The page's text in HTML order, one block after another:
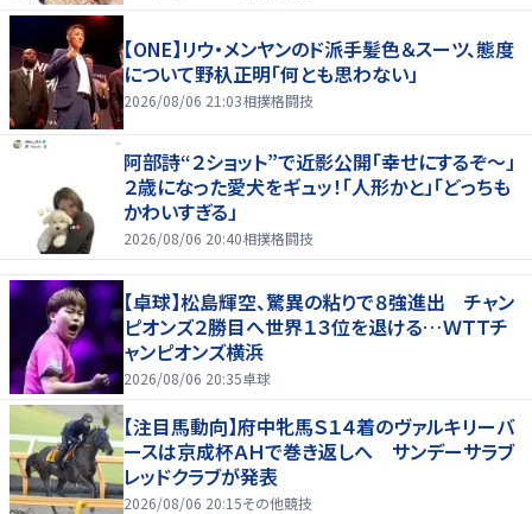
【ONE】リウ・メンヤンのド派手髪色＆スーツ、態度
について野杁正明「何とも思わない」
2026/08/06 21:03相撲格闘技
阿部詩“２ショット”で近影公開「幸せにするぞ〜」
２歳になった愛犬をギュッ！「人形かと」「どっちも
かわいすぎる」
2026/08/06 20:40相撲格闘技
【卓球】松島輝空、驚異の粘りで８強進出 チャン
ピオンズ２勝目へ世界１３位を退ける…ＷＴＴチ
ャンピオンズ横浜
2026/08/06 20:35卓球
【注目馬動向】府中牝馬Ｓ１４着のヴァルキリーバ
ースは京成杯ＡＨで巻き返しへ サンデーサラブ
レッドクラブが発表
2026/08/06 20:15その他競技